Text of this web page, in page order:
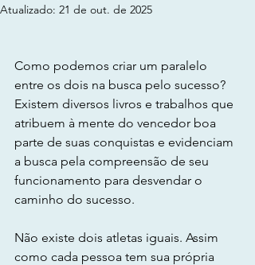
Atualizado: 21 de out. de 2025
Como podemos criar um paralelo
entre os dois na busca pelo sucesso?
Existem diversos livros e trabalhos que
atribuem à mente do vencedor boa
parte de suas conquistas e evidenciam
a busca pela compreensão de seu
funcionamento para desvendar o
caminho do sucesso.
Não existe dois atletas iguais. Assim
como cada pessoa tem sua própria